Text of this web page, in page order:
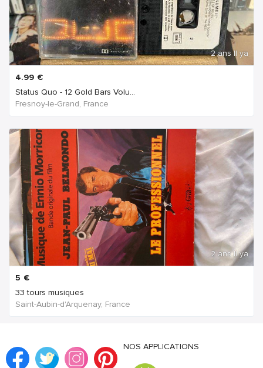
2 ans Il ya
4.99 €
Status Quo - 12 Gold Bars Volu...
Fresnoy-le-Grand, France
2 ans Il ya
5 €
33 tours musiques
Saint-Aubin-d'Arquenay, France
NOS APPLICATIONS